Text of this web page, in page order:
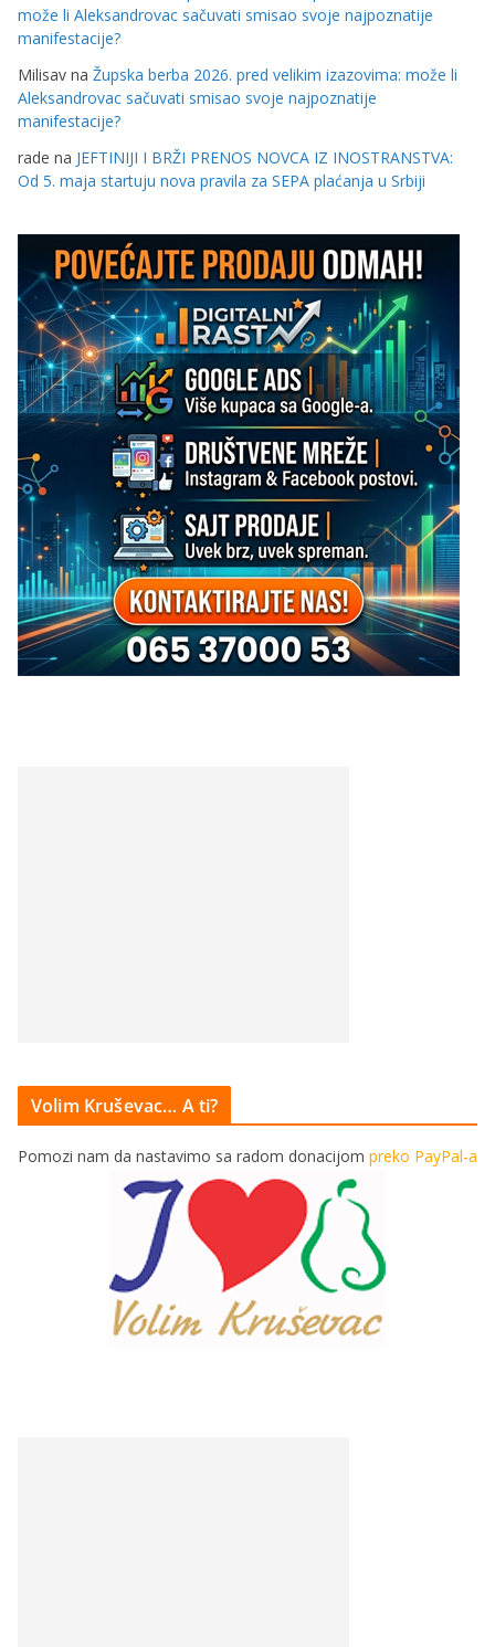
može li Aleksandrovac sačuvati smisao svoje najpoznatije
manifestacije?
Milisav na Župska berba 2026. pred velikim izazovima: može li
Aleksandrovac sačuvati smisao svoje najpoznatije
manifestacije?
rade na JEFTINIJI I BRŽI PRENOS NOVCA IZ INOSTRANSTVA:
Od 5. maja startuju nova pravila za SEPA plaćanja u Srbiji
Volim Kruševac… A ti?
Pomozi nam da nastavimo sa radom donacijom preko PayPal-a